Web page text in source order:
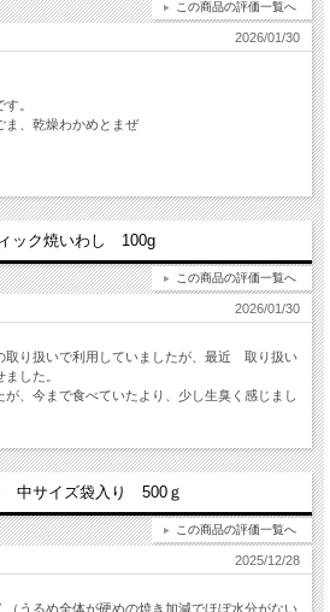
この商品の評価一覧へ
2026/01/30
。
ま、乾燥わかめとまぜ
ック焼いわし 100g
この商品の評価一覧へ
2026/01/30
取り扱いで利用していましたが、最近 取り扱い
した。
、今まで食べていたより、少し生臭く感じまし
中サイズ袋入り 500ｇ
この商品の評価一覧へ
2025/12/28
（うるめ全体が硬めの焼き加減でほぼ水分がない